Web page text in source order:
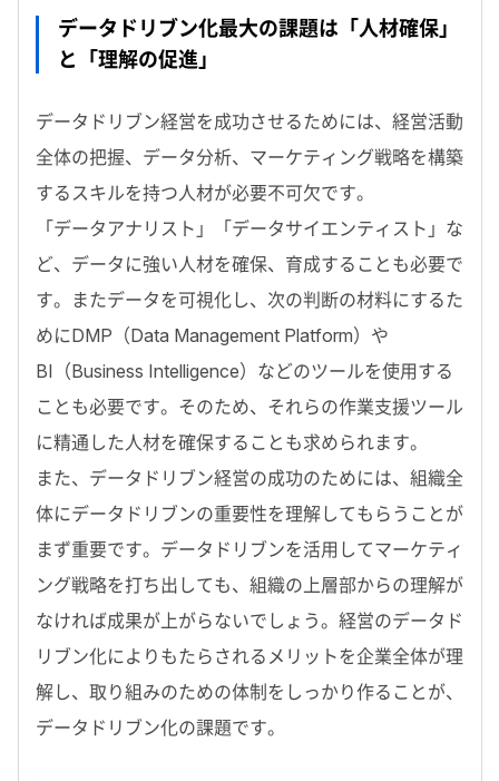
データドリブン化最大の課題は「人材確保」
と「理解の促進」
データドリブン経営を成功させるためには、経営活動
全体の把握、データ分析、マーケティング戦略を構築
するスキルを持つ人材が必要不可欠です。
「データアナリスト」「データサイエンティスト」な
ど、データに強い人材を確保、育成することも必要で
す。またデータを可視化し、次の判断の材料にするた
めにDMP（Data Management Platform）や
BI（Business Intelligence）などのツールを使用する
ことも必要です。そのため、それらの作業支援ツール
に精通した人材を確保することも求められます。
また、データドリブン経営の成功のためには、組織全
体にデータドリブンの重要性を理解してもらうことが
まず重要です。データドリブンを活用してマーケティ
ング戦略を打ち出しても、組織の上層部からの理解が
なければ成果が上がらないでしょう。経営のデータド
リブン化によりもたらされるメリットを企業全体が理
解し、取り組みのための体制をしっかり作ることが、
データドリブン化の課題です。